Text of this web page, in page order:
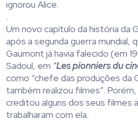
ignorou Alice.
.
Um novo capítulo da história da
após a segunda guerra mundial,
Gaumont já havia falecido (em
Sadoul, em “Les pionniers du
como “chefe das produções da
também realizou filmes”.
creditou alguns dos seus filmes
trabalharam com ela.